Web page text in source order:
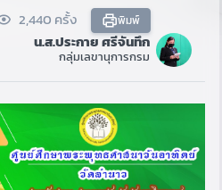
2,440 ครั้ง พิมพ์
น.ส.ประกาย ศรีจันทึก
กลุ่มเลขานุการกรม